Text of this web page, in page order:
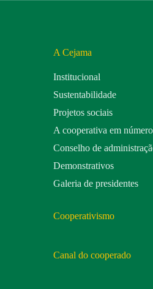
A Cejama
Institucional
Sustentabilidade
Projetos sociais
A cooperativa em
Conselho de
Demonstrativos
Galeria de presidentes
Cooperativismo
Canal do cooperado